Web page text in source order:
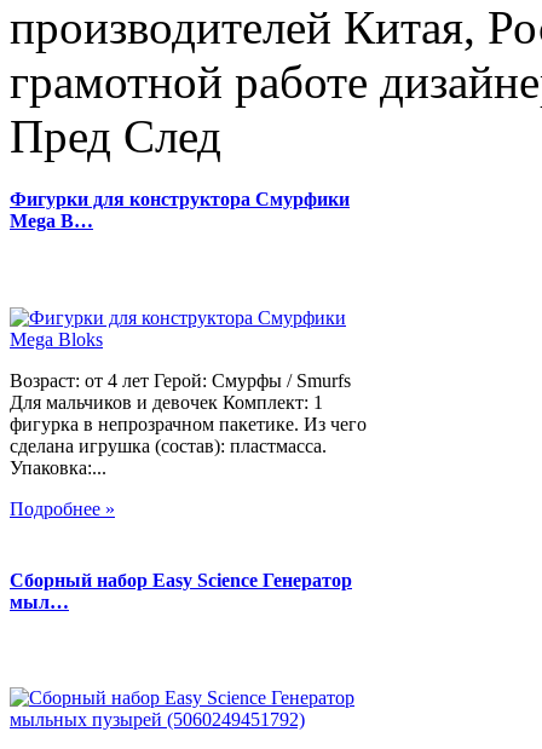
производителей Китая,
грамотной работе
Пред След
Фигурки для конструктора Смурфики
Mega B…
Возраст: от 4 лет Герой: Смурфы / Smurfs
Для мальчиков и девочек Комплект: 1
фигурка в непрозрачном пакетике. Из чего
сделана игрушка (состав): пластмасса.
Упаковка:...
Подробнее »
Сборный набор Easy Science Генератор
мыл…